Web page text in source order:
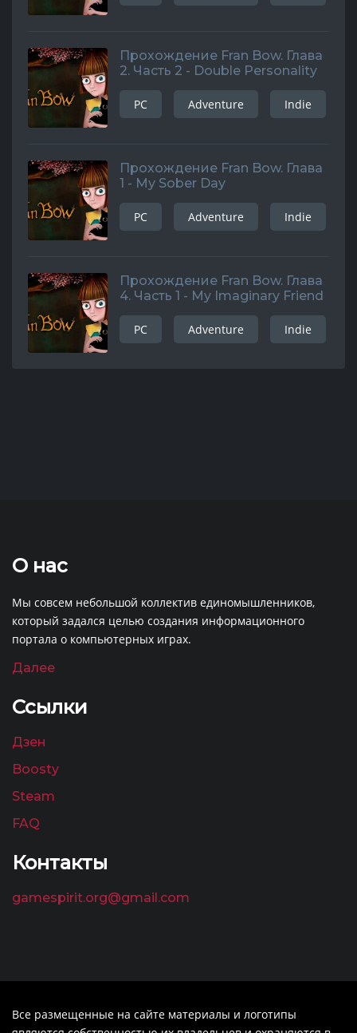
Прохождение Fran Bow. Глава
2. Часть 2 - Double Personality
PC Adventure Indie
Прохождение Fran Bow. Глава
1 - My Sober Day
PC Adventure Indie
Прохождение Fran Bow. Глава
4. Часть 1 - My Imaginary Friend
PC Adventure Indie
О нас
Мы совсем небольшой коллектив единомышленников,
который задался целью создания информационного
портала о компьютерных играх.
Далее
Ссылки
Дзен
Boosty
Steam
FAQ
Контакты
gamespirit.org@gmail.com
Все размещенные на сайте материалы и логотипы